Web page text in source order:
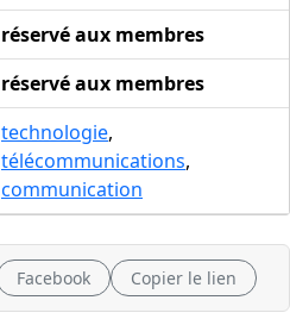
réservé aux membres
réservé aux membres
technologie,
télécommunications,
communication
Facebook Copier le lien